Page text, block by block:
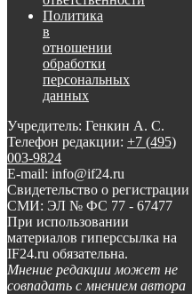
Политика
в
отношении
обработки
персональных
данных
Учредитель: Генкин А. С.
Телефон редакции: +7 (495)
003-9824
E-mail: info@if24.ru
Свидетельство о регистрации
СМИ: ЭЛ № ФС 77 - 67477
При использовании
материалов гиперссылка на
IF24.ru обязательна.
Мнение редакции может не
совпадать с мнением автора